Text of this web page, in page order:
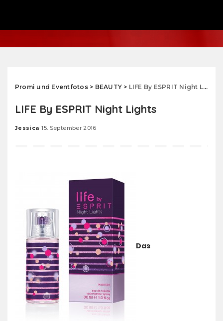
Promi und Eventfotos> BEAUTY > LIFE By ESPRIT Night Lights
LIFE By ESPRIT Night Lights
Posted
Jessica 15. September 2016
Das